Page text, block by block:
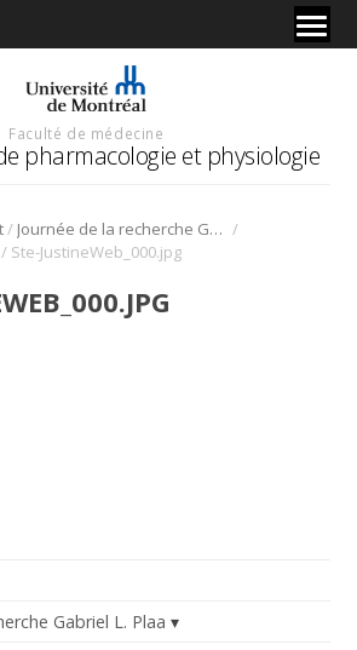
Faculté de médecine
pharmacologie et physiologie
/ Journée de la recherche Gabriel L. Plaa /
/ Ste-JustineWeb_000.jpg
Gabriel L. Plaa